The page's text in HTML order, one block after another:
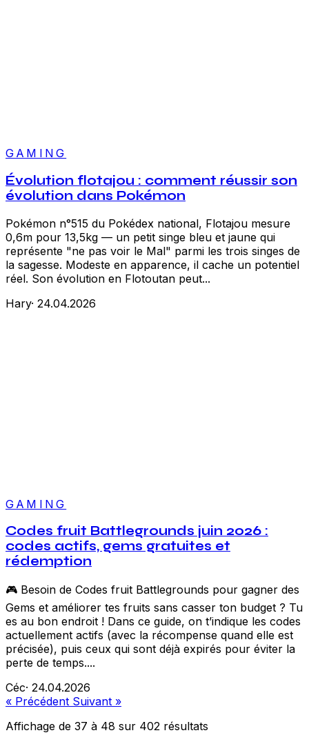
GAMING
Évolution flotajou : comment réussir son
évolution dans Pokémon
Pokémon n°515 du Pokédex national, Flotajou mesure
0,6m pour 13,5kg — un petit singe bleu et jaune qui
représente "ne pas voir le Mal" parmi les trois singes de
la sagesse. Modeste en apparence, il cache un potentiel
réel. Son évolution en Flotoutan peut...
Hary· 24.04.2026
GAMING
Codes fruit Battlegrounds juin 2026 :
codes actifs, gems gratuites et
rédemption
🎮 Besoin de Codes fruit Battlegrounds pour gagner des
Gems et améliorer tes fruits sans casser ton budget ? Tu
es au bon endroit ! Dans ce guide, on t’indique les codes
actuellement actifs (avec la récompense quand elle est
précisée), puis ceux qui sont déjà expirés pour éviter la
perte de temps....
Céc· 24.04.2026
« Précédent Suivant »
Affichage de 37 à 48 sur 402 résultats